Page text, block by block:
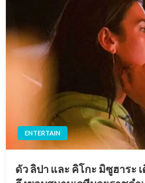
ENTERTAIN
ดัว ลิปา และ คิโกะ มิซูฮาระ